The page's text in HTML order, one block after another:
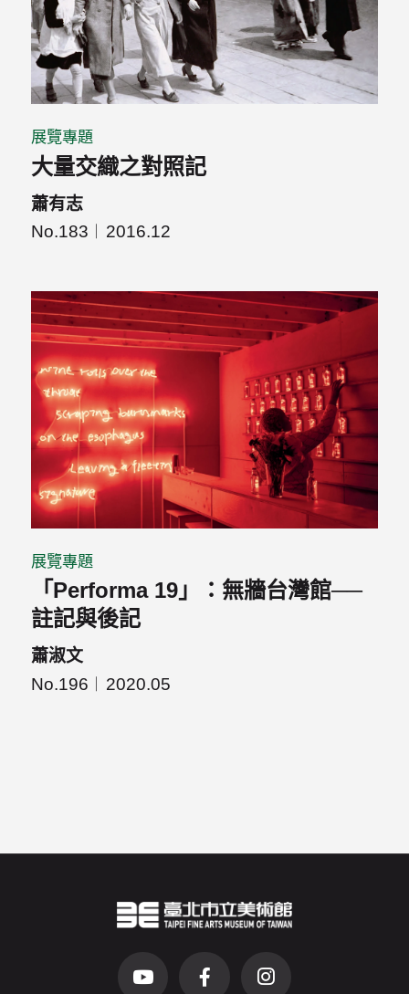
展覽專題
大量交織之對照記
蕭有志
No.183
2016.12
展覽專題
「Performa 19」：無牆台灣館──
註記與後記
蕭淑文
No.196
2020.05
前往Youtube頻道(另開新視窗)
前往Facebook粉絲團(另開新視窗)
前往Instagram粉絲團(另